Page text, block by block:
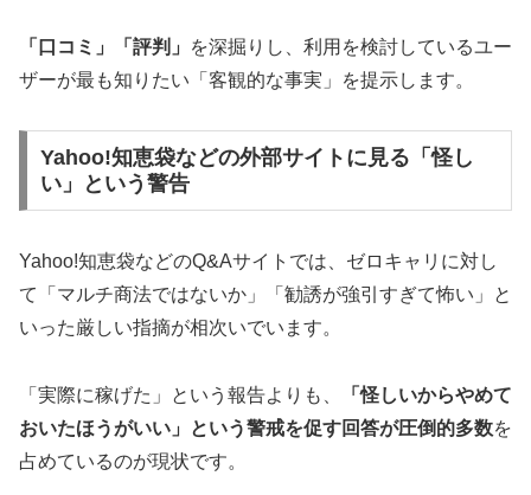
「口コミ」「評判」
を深掘りし、利用を検討しているユー
ザーが最も知りたい「客観的な事実」を提示します。
Yahoo!知恵袋などの外部サイトに見る「怪し
い」という警告
Yahoo!知恵袋などのQ&Aサイトでは、ゼロキャリに対し
て「マルチ商法ではないか」「勧誘が強引すぎて怖い」と
いった厳しい指摘が相次いでいます。
「実際に稼げた」という報告よりも、
「怪しいからやめて
おいたほうがいい」という警戒を促す回答が圧倒的多数を
占めているのが現状です。